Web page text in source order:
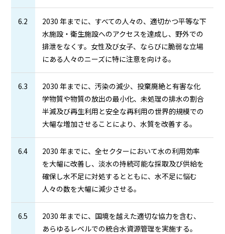
6.2
2030 年までに、すべての人々の、適切かつ平等な下
水施設・衛生施設へのアクセスを達成し、野外での
排泄をなくす。女性及び女子、ならびに脆弱な立場
にある人々のニーズに特に注意を向ける。
6.3
2030 年までに、汚染の減少、投棄廃絶と有害な化
学物質や物質の放出の最小化、未処理の排水の割合
半減及び再生利用と安全な再利用の世界的規模での
大幅な増加させることにより、水質を改善する。
6.4
2030 年までに、全セクターにおいて水の利用効率
を大幅に改善し、淡水の持続可能な採取及び供給を
確保し水不足に対処するとともに、水不足に悩む
人々の数を大幅に減少させる。
6.5
2030 年までに、国境を越えた適切な協力を含む、
あらゆるレベルでの統合水資源管理を実施する。